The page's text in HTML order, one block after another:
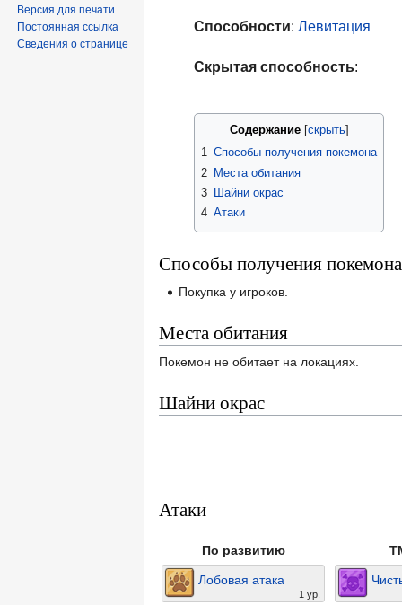
Способности:Левитация
Скрытая способность:
Содержание
1 Способы получения покемона
2 Места обитания
3 Шайни окрас
4 Атаки
Способы получения покемона
Покупка у игроков.
Места обитания
Покемон не обитает на локациях.
Шайни окрас
Атаки
По развитию
Лобовая атака
1 ур.
Версия для печати
Постоянная ссылка
Сведения о странице